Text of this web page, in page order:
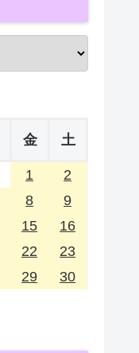
金 土
1
2
8
9
15
16
22
23
29 30